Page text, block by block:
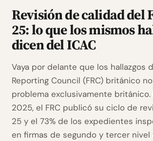
Revisión de calidad del
25: lo que los mismos
dicen del ICAC
Vaya por delante que los hallazgos
Reporting Council (FRC) británico
problema exclusivamente británico.
2025, el FRC publicó su ciclo de
25 y el 73% de los expedientes
en firmas de segundo y tercer nivel